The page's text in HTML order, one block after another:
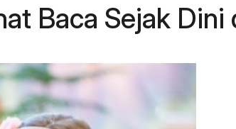
Baca Sejak Dini